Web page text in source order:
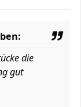
die
gut